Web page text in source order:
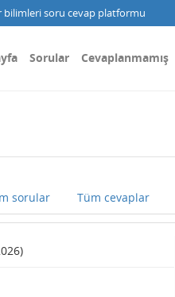
soru cevap platformu
Sorular Cevaplanmamış
sorular Tüm cevaplar